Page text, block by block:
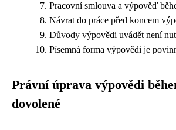
Pracovní smlouva a výpověď
Návrat do práce před koncem
Důvody výpovědi uvádět není
Písemná forma výpovědi je
Právní úprava výpovědi
dovolené